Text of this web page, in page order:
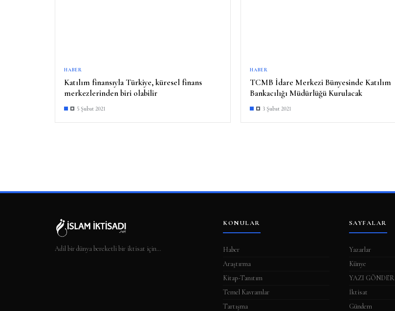
HABER
Katılım finansıyla Türkiye, küresel finans
merkezlerinden biri olabilir
5 Şubat 2021
HABER
TCMB İdare Merkezi Bünyesinde Katılım
Bankacılığı Müdürlüğü Kurulacak
3 Şubat 2021
Adil bir dünya bereketli bir iktisat için…
KONULAR
Haber
Araştırma
Kitap-Tanıtım
Temel Kavramlar
Tartışma
SAYFALAR
Yazarlar
Künye
YAZI GÖNDER
İktisat
Gündem